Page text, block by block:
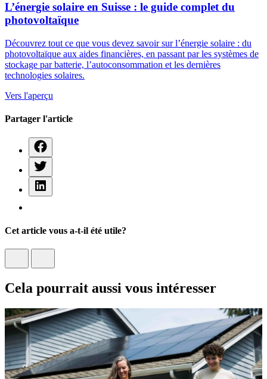
L’énergie solaire en Suisse : le guide complet du
photovoltaïque
Découvrez tout ce que vous devez savoir sur l’énergie solaire : du
photovoltaïque aux aides financières, en passant par les systèmes de
stockage par batterie, l’autoconsommation et les dernières
technologies solaires.
Vers l'aperçu
Partager l'article
Cet article vous a-t-il été utile?
Cela pourrait aussi vous intéresser